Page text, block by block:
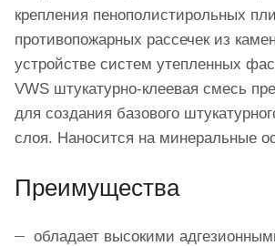
крепления пенополистирольных
противопожарных рассечек из
устройстве систем утепленных
VWS штукатурно-клеевая смесь
для создания базового
слоя. Наносится на минеральные
Преимущества
обладает высокими